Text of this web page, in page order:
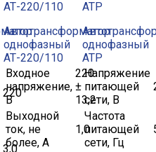
220
3,0
Автотрансформатор
однофазный
АТ-220/110
Входное
напряжение,
В
220
±
13,2
Выходной
ток, не
более, А
1,0
однофазный
АТР
Напряжение
питающей
сети, В
Частота
питающей
сети, Гц